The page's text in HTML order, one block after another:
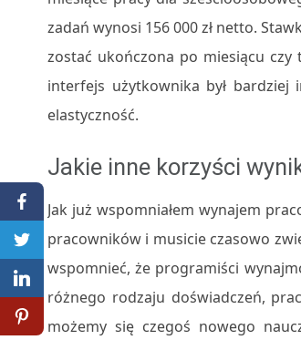
zadań wynosi 156 000 zł netto.
zostać ukończona po miesiącu
interfejs użytkownika był
elastyczność.
Jakie inne korzyści
Jak już wspomniałem wynajem
pracowników i musicie czasowo
wspomnieć, że programiści
różnego rodzaju doświadczeń,
możemy się czegoś nowego